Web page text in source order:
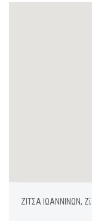
ΖΙΤΣΑ ΙΩΑΝΝΙΝΩΝ,